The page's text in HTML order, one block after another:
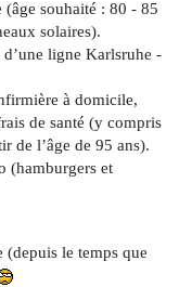
souhaité : 80 - 85
solaires).
ligne Karlsruhe -
à domicile,
de santé (y compris
de l’âge de 95 ans).
(hamburgers et
le temps que